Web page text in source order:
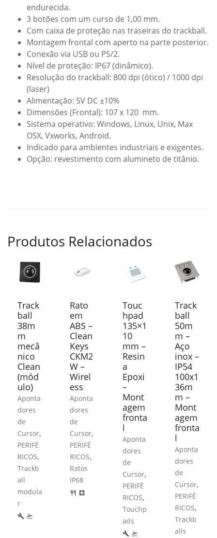
endurecida.
3 botões com um curso de 1,00 mm.
Com caixa de proteção nas traseiras do trackball.
Montagem frontal com aperto na parte posterior.
Conexão via USB ou PS/2.
Nível de proteção: IP67 (dinâmico).
Resolução do trackball: 800 dpi (ótico) / 1000 dpi
(laser)
Alimentação: 5V DC ±10%
Dimensões (Frontal): 107 x 120 mm.
Sistema operativo: Windows, Linux, Unix, Max
OSX, Vxworks, Android.
Indicado para ambientes industriais e exigentes.
Opção: revestimento com alumineto de titânio.
Produtos Relacionados
Track
ball
38m
m
mecâ
nico
Clean
(mód
ulo)
Aponta
dores
de
Cursor,
PERIFÉ
RICOS,
Trackb
all
modula
r
build flight_takeoff
Rato
em
ABS –
Clean
Keys
CKM2
W –
Wirel
ess
Aponta
dores
de
Cursor,
PERIFÉ
RICOS,
Ratos
IP68
restaurant local_hospital
Touc
hpad
135×1
10
mm –
Resin
a
Epoxi
–
Mont
agem
fronta
l
Aponta
dores
de
Cursor,
PERIFÉ
RICOS,
Touchp
ads
build flight_takeoff
Track
ball
50m
m –
Aço
inox –
IP54
100x1
36m
m –
Mont
agem
fronta
l
Aponta
dores
de
Cursor,
PERIFÉ
RICOS,
Trackb
alls